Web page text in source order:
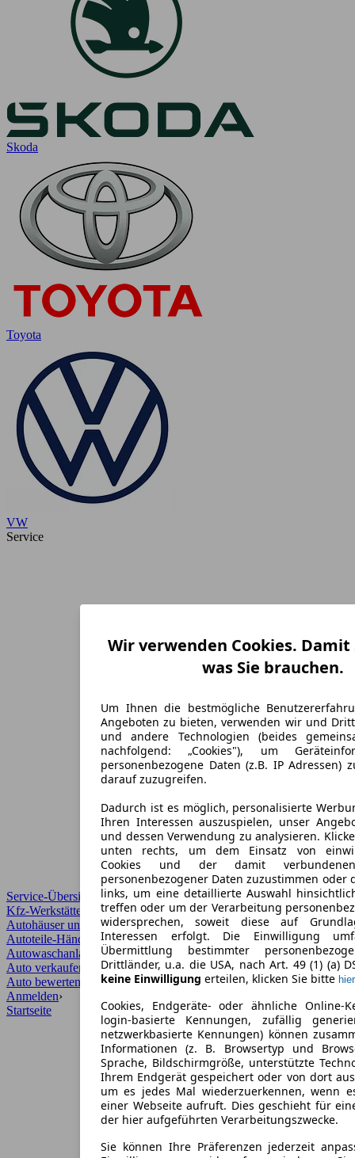
Skoda
Toyota
VW
Service
Service-Übersicht
Kfz-Werkstätten
Autohäuser und Händler
Autoteile-Händler
Autowaschanlagen
Auto verkaufen
Auto bewerten
Anmelden›
Startseite
Wir verwenden Cookies.
was Sie brauchen.
Um Ihnen die bestmögliche
Angeboten zu bieten, verwenden wir und
und andere Technologien (beides
nachfolgend: „Cookies"), um
personenbezogene Daten (z.B. IP Adressen)
darauf zuzugreifen.
Dadurch ist es möglich, personalisierte
Ihren Interessen auszuspielen, unser
und dessen Verwendung zu analysieren.
unten rechts, um dem Einsatz von
Cookies und der damit
personenbezogener Daten zuzustimmen oder
links, um eine detaillierte Auswahl
treffen oder um der Verarbeitung
widersprechen, soweit diese auf
Interessen erfolgt. Die Einwilligung
Übermittlung bestimmter
Drittländer, u.a. die USA, nach Art. 49 (1) (a)
keine Einwilligung erteilen, klicken Sie bitte hier
Cookies, Endgeräte- oder ähnliche Online-
login-basierte Kennungen, zufällig
netzwerkbasierte Kennungen) können
Informationen (z. B. Browsertyp und
Sprache, Bildschirmgröße, unterstützte
Ihrem Endgerät gespeichert oder von dort
um es jedes Mal wiederzuerkennen, wenn
einer Webseite aufruft. Dies geschieht für
der hier aufgeführten Verarbeitungszwecke.
Sie können Ihre Präferenzen jederzeit